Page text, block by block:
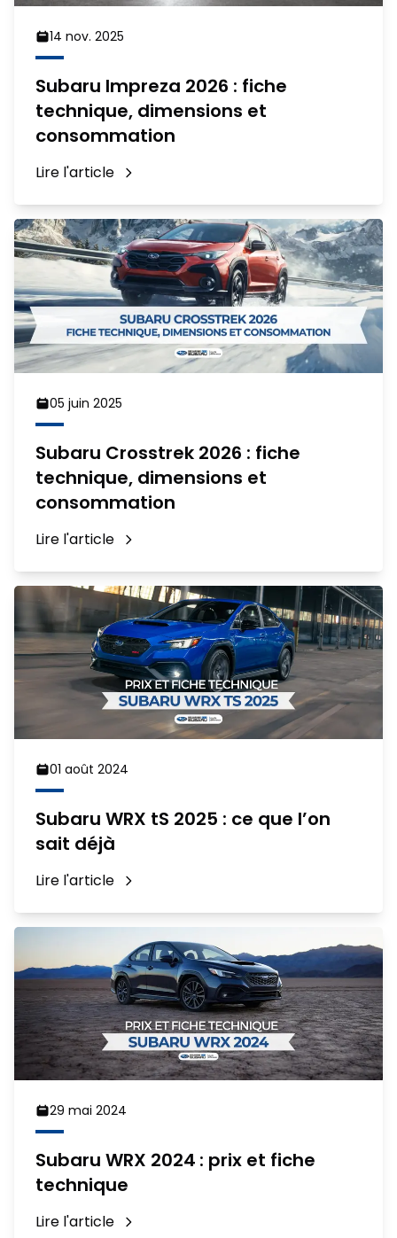
14 nov. 2025
Subaru Impreza 2026 : fiche
technique, dimensions et
consommation
Lire l'article
05 juin 2025
Subaru Crosstrek 2026 : fiche
technique, dimensions et
consommation
Lire l'article
01 août 2024
Subaru WRX tS 2025 : ce que l’on
sait déjà
Lire l'article
29 mai 2024
Subaru WRX 2024 : prix et fiche
technique
Lire l'article